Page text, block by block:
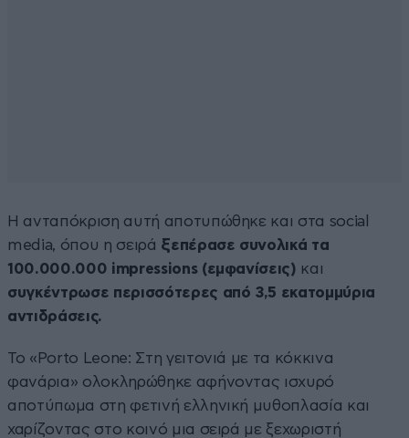
Η ανταπόκριση αυτή αποτυπώθηκε και στα social
media, όπου η σειρά ξεπέρασε συνολικά τα
100.000.000 impressions (εμφανίσεις) και
συγκέντρωσε περισσότερες από 3,5 εκατομμύρια
αντιδράσεις.
Το «Porto Leone: Στη γειτονιά με τα κόκκινα
φανάρια» ολοκληρώθηκε αφήνοντας ισχυρό
αποτύπωμα στη φετινή ελληνική μυθοπλασία και
χαρίζοντας στο κοινό μια σειρά με ξεχωριστή